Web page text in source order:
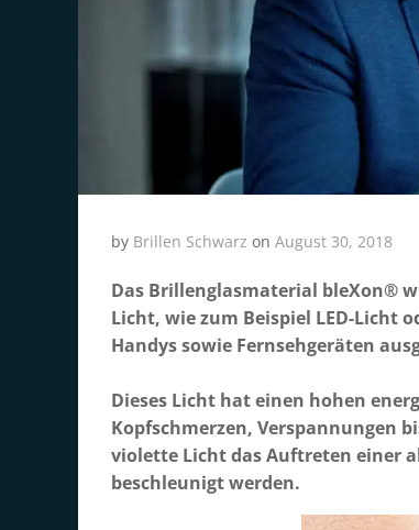
by Brillen Schwarz on August 30, 2018
Das Brillenglasmaterial bleXon®
Licht, wie zum Beispiel LED-Licht
Handys sowie Fernsehgeräten
Dieses Licht hat einen hohen
Kopfschmerzen, Verspannungen
violette Licht das Auftreten einer
beschleunigt werden.